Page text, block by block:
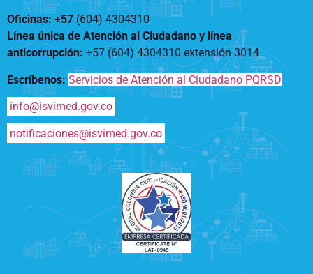
Oficinas: +57 (604) 4304310
Línea única de Atención al Ciudadano y línea
anticorrupción: +57 (604) 4304310 extensión3014
Escríbenos: Servicios de Atención al Ciudadano PQRSD
info@isvimed.gov.co
notificaciones@isvimed.gov.co